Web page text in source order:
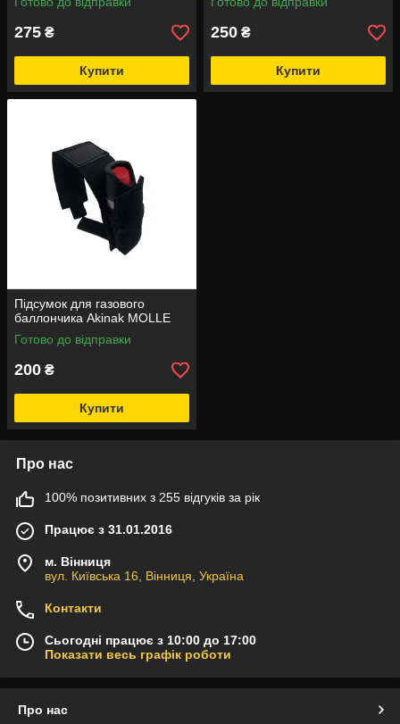
275 ₴
Купити
250 ₴
Купити
Підсумок для газового
баллончика Akinak MOLLE
Готово до відправки
200 ₴
Купити
Про нас
100% позитивних з 255 відгуків за рік
Працює з 31.01.2016
м. Вінниця
вул. Київська 16, Вінниця, Україна
Контакти
Сьогодні працює з 10:00 до 17:00
Показати весь графік роботи
Про нас